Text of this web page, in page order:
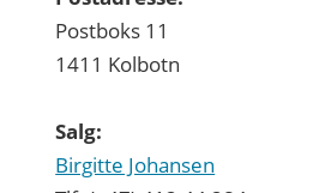
Postboks 11
1411 Kolbotn
Salg:
Birgitte Johansen